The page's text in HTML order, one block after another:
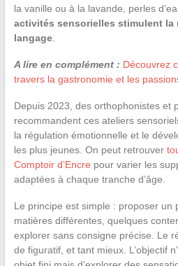
la vanille ou à la lavande, perles
activités sensorielles stimulent la
langage.
A lire en complément : Découvrez
travers la gastronomie et les
Depuis 2023, des orthophonistes et
recommandent ces ateliers
la régulation émotionnelle et le
les plus jeunes. On peut retrouver
Comptoir d’Encre pour varier les
adaptées à chaque tranche d’âge.
Le principe est simple : proposer un
matières différentes, quelques
explorer sans consigne précise. Le
de figuratif, et tant mieux. L’objectif